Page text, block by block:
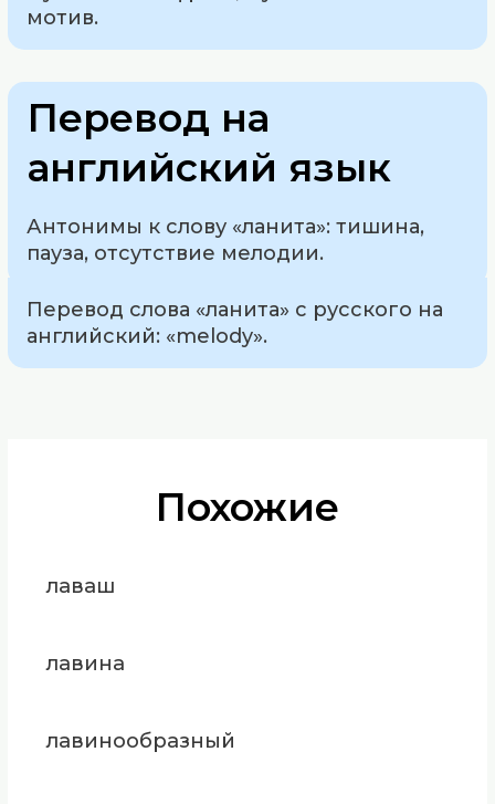
мотив.
Перевод на
английский язык
Антонимы к слову «ланита»: тишина,
пауза, отсутствие мелодии.
Перевод слова «ланита» с русского на
английский: «melody».
Похожие
лаваш
лавина
лавинообразный